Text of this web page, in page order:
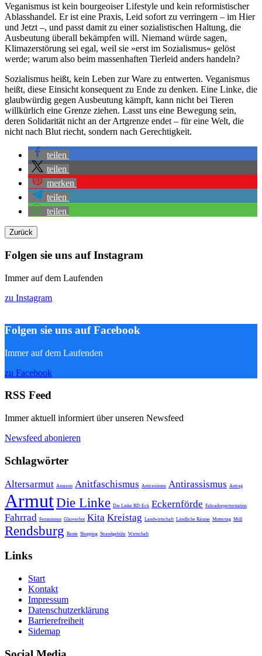
Veganismus ist kein bourgeoiser Lifestyle und kein reformistischer
Ablasshandel. Er ist eine Praxis, Leid sofort zu verringern – im Hier
und Jetzt –, und passt damit zu einer sozialistischen Haltung, die
Ausbeutung überall bekämpfen will. Niemand würde sagen,
Klimazerstörung sei egal, weil sie »erst im Sozialismus« gelöst
werde; warum also beim massenhaften Tierleid anders handeln?
Sozialismus heißt, kein Leben zur Ware zu entwerten. Veganismus
heißt, diese Einsicht konsequent zu Ende zu denken. Eine Linke, die
glaubwürdig gegen Ausbeutung kämpft, kann nicht bei Tieren
willkürlich eine Grenze ziehen. Lasst uns eine Bewegung sein,
deren Solidarität nicht an der Artgrenze endet – für eine Welt, die
nicht nach Blut riecht, sondern nach Gerechtigkeit.
teilen
teilen
merken
teilen
teilen
Zurück
Folgen sie uns auf Instagram
Immer auf dem Laufenden
zu Instagram
Folgen sie uns auf Facebook
Immer auf dem Laufenden
zu Facebook
RSS Feed
Immer aktuell informiert über unseren Newsfeed
Newsfeed abonieren
Schlagwörter
Altersarmut Amazon Anitfaschismus Antirassimus Antirassismus Antrag
ArmutDie Linke Die Linke RD-Eck Eckernförde Fahradreperturstation
Fahrrad Feminismus Glasverbot Kita Kreistag Landwirtschaft Ländliche Räume Muttertag Müll
Rendsburg Rente Shopping Strandgebühr Wirtschaft
Links
Start
Kontakt
Impressum
Datenschutzerklärung
Barrierefreiheit
Sidemap